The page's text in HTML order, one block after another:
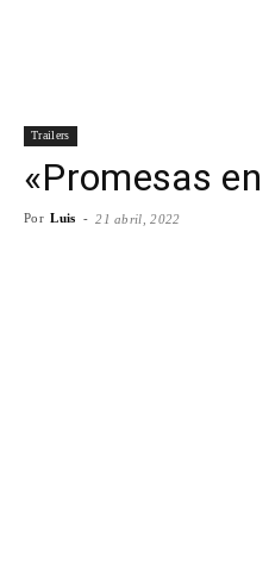
Trailers
«Promesas
Por Luis - 21 abril, 2022